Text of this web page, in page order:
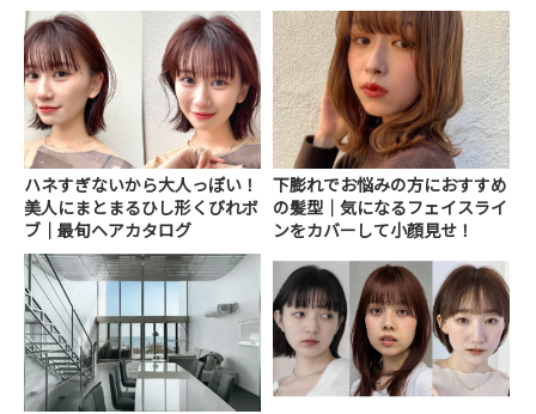
ハネすぎないから大人っぽい！
美人にまとまるひし形くびれボ
ブ｜最旬ヘアカタログ
下膨れでお悩みの方におすすめ
の髪型｜気になるフェイスライ
ンをカバーして小顔見せ！